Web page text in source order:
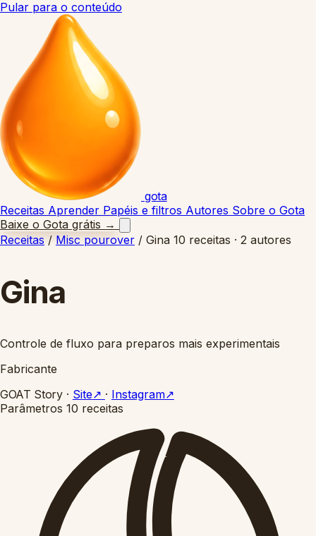
Pular para o conteúdo
gota
Receitas Aprender Papéis e filtros Autores Sobre o Gota
Baixe o Gota grátis →
Receitas / Misc pourover / Gina 10 receitas · 2 autores
Gina
Controle de fluxo para preparos mais experimentais
Fabricante
GOAT Story · Site↗ · Instagram↗
Parâmetros 10 receitas